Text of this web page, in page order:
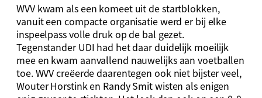
WVV kwam als een komeet uit de startblokken,
vanuit een compacte organisatie werd er bij elke
inspeelpass volle druk op de bal gezet.
Tegenstander UDI had het daar duidelijk moeilijk
mee en kwam aanvallend nauwelijks aan voetballen
toe. WVV creëerde daarentegen ook niet bijster veel,
Wouter Horstink en Randy Smit wisten als enigen